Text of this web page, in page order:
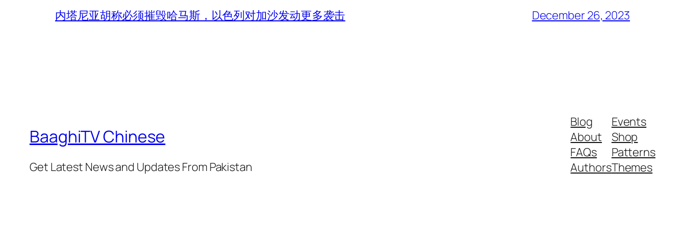
内塔尼亚胡称必须摧毁哈马斯，以色列对加沙发动更多袭击 December 26, 2023
BaaghiTV Chinese
Get Latest News and Updates From Pakistan
Blog
About
FAQs
Authors
Events
Shop
Patterns
Themes